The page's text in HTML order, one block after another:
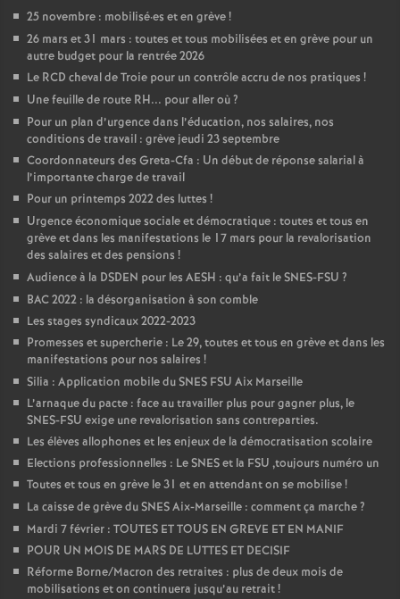
25 novembre : mobilisé·es et en grève!
26 mars et 31 mars : toutes et tous mobilisées et en grève pour un
autre budget pour la rentrée 2026
Le RCD cheval de Troie pour un contrôle accru de nos pratiques !
Une feuille de route RH... pour aller où?
Pour un plan d’urgence dans l’éducation, nos salaires, nos
conditions de travail : grève jeudi 23 septembre
Coordonnateurs des Greta-Cfa : Un début de réponse salarial à
l’importante charge de travail
Pour un printemps 2022 des luttes !
Urgence économique sociale et démocratique : toutes et tous en
grève et dans les manifestations le 17 mars pour la revalorisation
des salaires et des pensions !
Audience à la DSDEN pour les AESH : qu’a fait le SNES-FSU ?
BAC 2022 : la désorganisation à son comble
Les stages syndicaux 2022-2023
Promesses et supercherie : Le 29, toutes et tous en grève et dans les
manifestations pour nos salaires !
Silia : Application mobile du SNES FSU Aix Marseille
L’arnaque du pacte : face au travailler plus pour gagner plus, le
SNES-FSU exige une revalorisation sans contreparties.
Les élèves allophones et les enjeux de la démocratisation scolaire
Elections professionnelles : Le SNES et la FSU ,toujours numéro un
Toutes et tous en grève le 31 et en attendant on se mobilise!
La caisse de grève du SNES Aix-Marseille : comment ça marche?
Mardi 7 février : TOUTES ET TOUS EN GREVE ET EN MANIF
POUR UN MOIS DE MARS DE LUTTES ET DECISIF
Réforme Borne/Macron des retraites : plus de deux mois de
mobilisations et on continuera jusqu’au retrait!